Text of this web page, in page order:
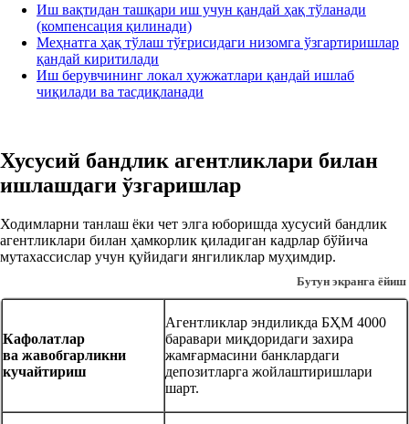
Иш вақтидан ташқари иш учун қандай ҳақ тўланади
(компенсация қилинади)
Меҳнатга ҳақ тўлаш тўғрисидаги низомга ўзгартиришлар
қандай киритилади
Иш берувчининг локал ҳужжатлари қандай ишлаб
чиқилади ва тасдиқланади
Хусусий бандлик агентликлари билан
ишлашдаги ўзгаришлар
Ходимларни танлаш ёки чет элга юборишда хусусий бандлик
агентликлари билан ҳамкорлик қиладиган кадрлар бўйича
мутахассислар учун қуйидаги янгиликлар муҳимдир.
Кафолатлар
ва жавобгарликни
кучайтириш
Агентликлар эндиликда БҲМ 4000
баравари миқдоридаги захира
жамғармасини банклардаги
депозитларга жойлаштиришлари
шарт.
Бутун экранга ёйиш